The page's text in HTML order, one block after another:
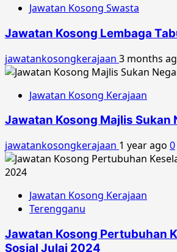
Jawatan Kosong Swasta
Jawatan Kosong Lembaga
jawatankosongkerajaan 3 months
Jawatan Kosong Kerajaan
Jawatan Kosong Majlis Sukan
jawatankosongkerajaan 1 year ago 0
Jawatan Kosong Kerajaan
Terengganu
Jawatan Kosong Pertubuhan
Sosial Julai 2024